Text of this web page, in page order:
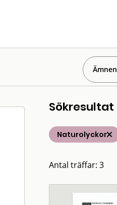
Ämnen
Sökresultat
Naturolyckor
Antal träffar: 3